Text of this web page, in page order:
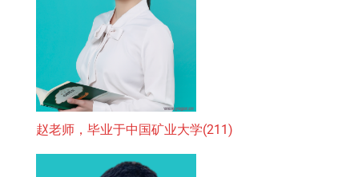
赵老师，毕业于中国矿业大学(211)